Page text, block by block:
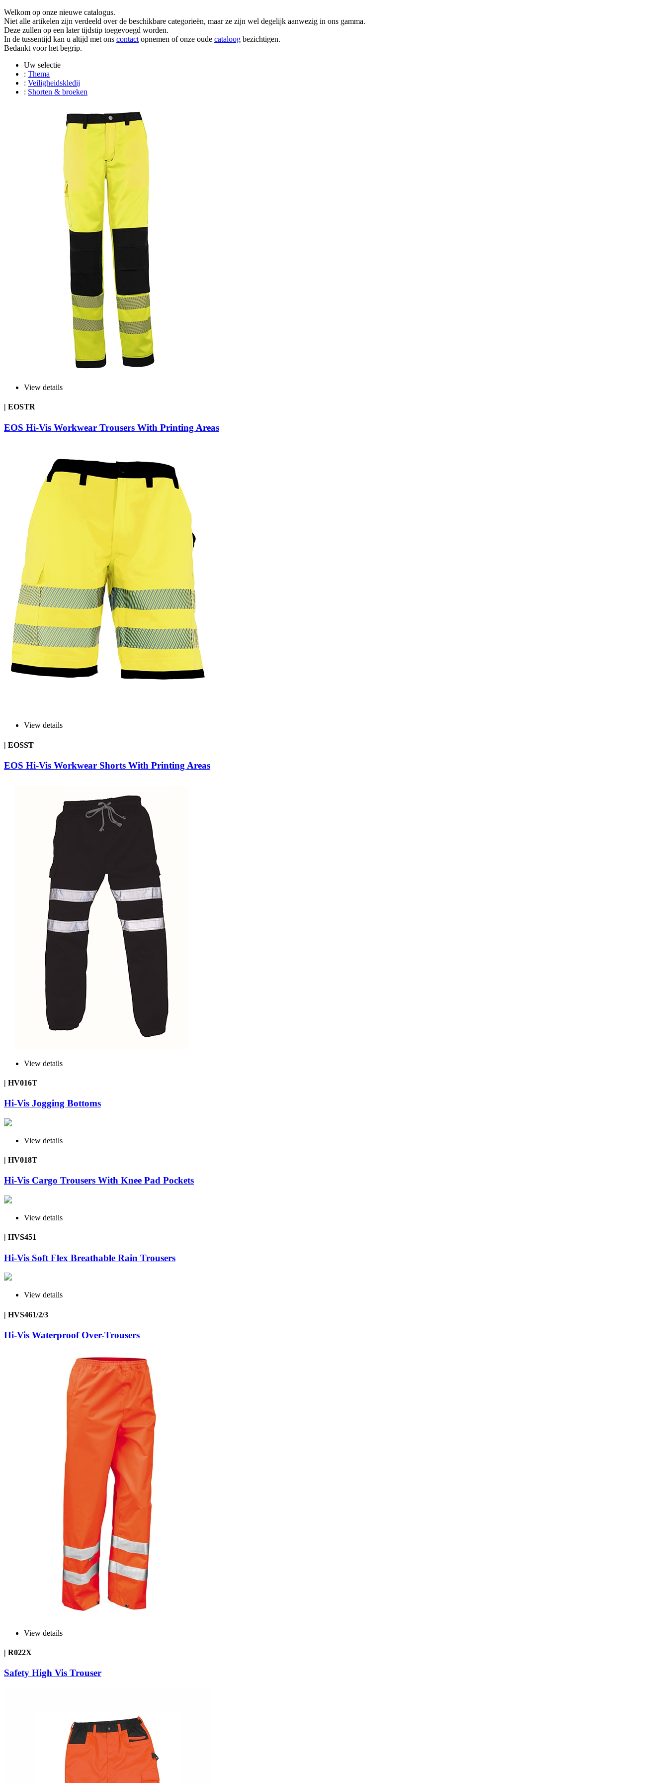
Overslaan
en
naar
de
inhoud
Welkom op onze nieuwe catalogus.
Niet alle artikelen zijn verdeeld over de beschikbare categorieën, maar ze zijn wel degelijk aanwezig in ons gamma.
Deze zullen op een later tijdstip toegevoegd worden.
In de tussentijd kan u altijd met ons contact opnemen of onze oude cataloog bezichtigen.
Bedankt voor het begrip.
Uw selectie
: Thema
: Veiligheidskledij
: Shorten & broeken
View details
| EOSTR
EOS Hi-Vis Workwear Trousers With Printing Areas
View details
| EOSST
EOS Hi-Vis Workwear Shorts With Printing Areas
View details
| HV016T
Hi-Vis Jogging Bottoms
View details
| HV018T
Hi-Vis Cargo Trousers With Knee Pad Pockets
View details
| HVS451
Hi-Vis Soft Flex Breathable Rain Trousers
View details
| HVS461/2/3
Hi-Vis Waterproof Over-Trousers
View details
| R022X
Safety High Vis Trouser